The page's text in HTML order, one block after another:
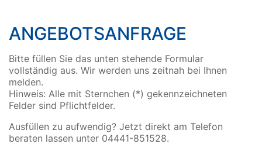
ANGEBOTSANFRAGE
Bitte füllen Sie das unten stehende Formular
vollständig aus. Wir werden uns zeitnah bei Ihnen
melden.
Hinweis: Alle mit Sternchen (*) gekennzeichneten
Felder sind Pflichtfelder.
Ausfüllen zu aufwendig? Jetzt direkt am Telefon
beraten lassen unter 04441-851528.